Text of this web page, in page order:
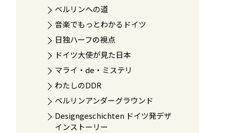
ベルリンへの道
音楽でもっとわかるドイツ
日独ハーフの視点
ドイツ大使が見た日本
マライ・de・ミステリ
わたしのDDR
ベルリンアンダーグラウンド
Designgeschichten ドイツ発デザ
インストーリー